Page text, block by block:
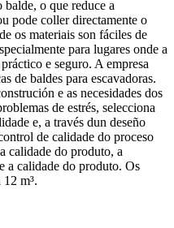
o que reduce a
pode coller directamente o
os materiais son fáciles de
para lugares onde a
e seguro. A empresa
de baldes para escavadoras.
e as necesidades dos
de estrés, selecciona
e, a través dun deseño
de calidade do proceso
calidade do produto, a
a calidade do produto. Os
m³.